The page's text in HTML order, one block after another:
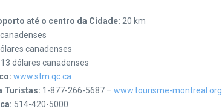
até o centro da Cidade: 20 km
canadenses
dólares canadenses
www.stm.qc.ca
Turistas: 1-877-266-5687 – www.tourisme-montreal.org
514-420-5000